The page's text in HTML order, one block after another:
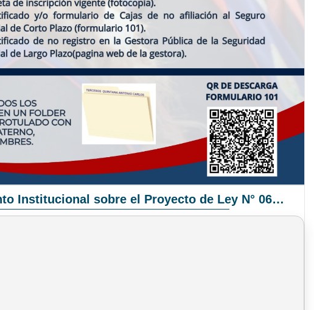
Pronunciamiento Institucional sobre el Proyecto de Ley N° 068/2025-2026 C.S.